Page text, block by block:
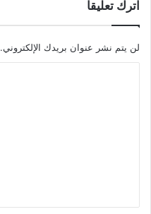
اترك تعليقاً
لن يتم نشر عنوان بريدك الإلكتروني.